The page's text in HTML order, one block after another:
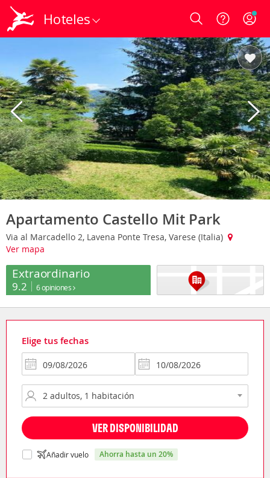
Hoteles Login
Apartamento Castello Mit Park
Via al Marcadello 2, Lavena Ponte Tresa, Varese (Italia)
Ver mapa
Extraordinario
9.2 6 opiniones
Elige tus fechas
VER DISPONIBILIDAD
Añadir vuelo ahorra hasta un 20%